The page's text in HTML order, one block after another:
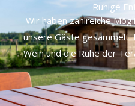
Ruhige
Wir haben zahlreiche
unsere Gäste gesammelt.
Wein und die Ruhe der